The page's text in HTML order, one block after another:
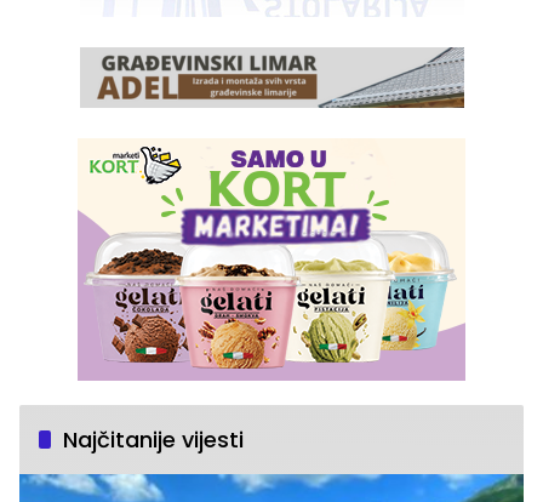
Najčitanije vijesti